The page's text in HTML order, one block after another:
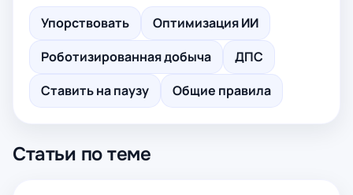
Упорствовать
Оптимизация ИИ
Роботизированная добыча
ДПС
Ставить на паузу
Общие правила
Статьи по теме